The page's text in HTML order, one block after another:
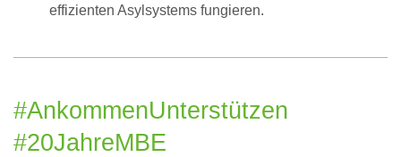
effizienten Asylsystems fungieren.
#AnkommenUnterstützen
#20JahreMBE